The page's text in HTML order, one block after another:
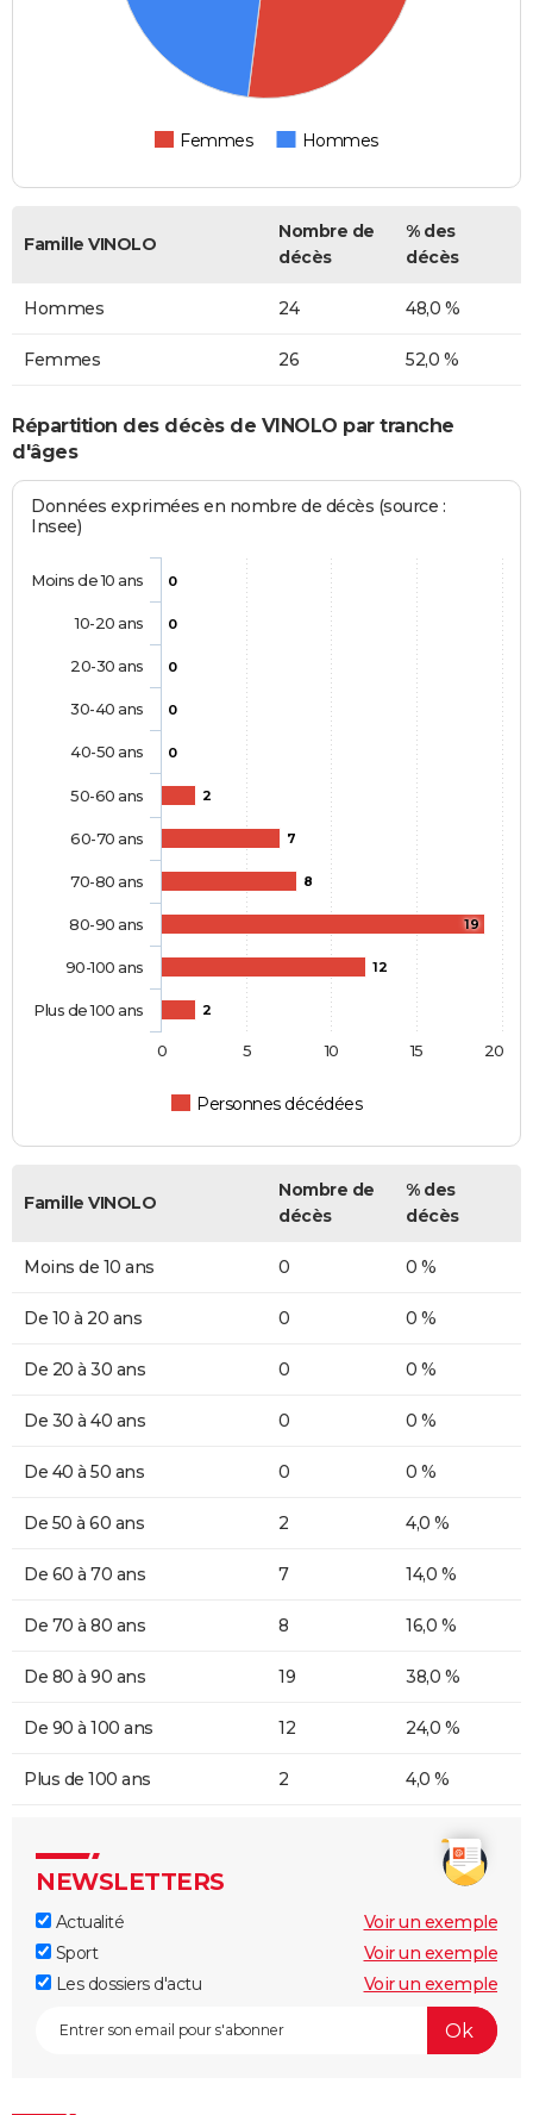
Femmes Hommes
Famille VINOLO
Nombre de
décès
% des
décès
Hommes 24 48,0 %
Femmes 26 52,0 %
Répartition des décès de VINOLO par tranche
d'âges
Données exprimées en nombre de décès (source :
Insee)
0
0
0
0
0
2
7
8
19
12
2
Personnes décédées
Moins de 10 ans
10-20 ans
20-30 ans
30-40 ans
40-50 ans
50-60 ans
60-70 ans
70-80 ans
80-90 ans
90-100 ans
Plus de 100 ans
0 5 10 15 20
Famille VINOLO
Nombre de
décès
% des
décès
Moins de 10 ans 0 0 %
De 10 à 20 ans 0 0 %
De 20 à 30 ans 0 0 %
De 30 à 40 ans 0 0 %
De 40 à 50 ans 0 0 %
De 50 à 60 ans 2 4,0 %
De 60 à 70 ans 7 14,0 %
De 70 à 80 ans 8 16,0 %
De 80 à 90 ans 19 38,0 %
De 90 à 100 ans 12 24,0 %
Plus de 100 ans 2 4,0 %
NEWSLETTERS
Actualité
Voir un exemple
Sport
Voir un exemple
Les dossiers d'actu
Voir un exemple